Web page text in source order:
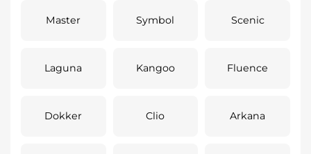
Master Symbol Scenic
Laguna Kangoo Fluence
Dokker Clio Arkana